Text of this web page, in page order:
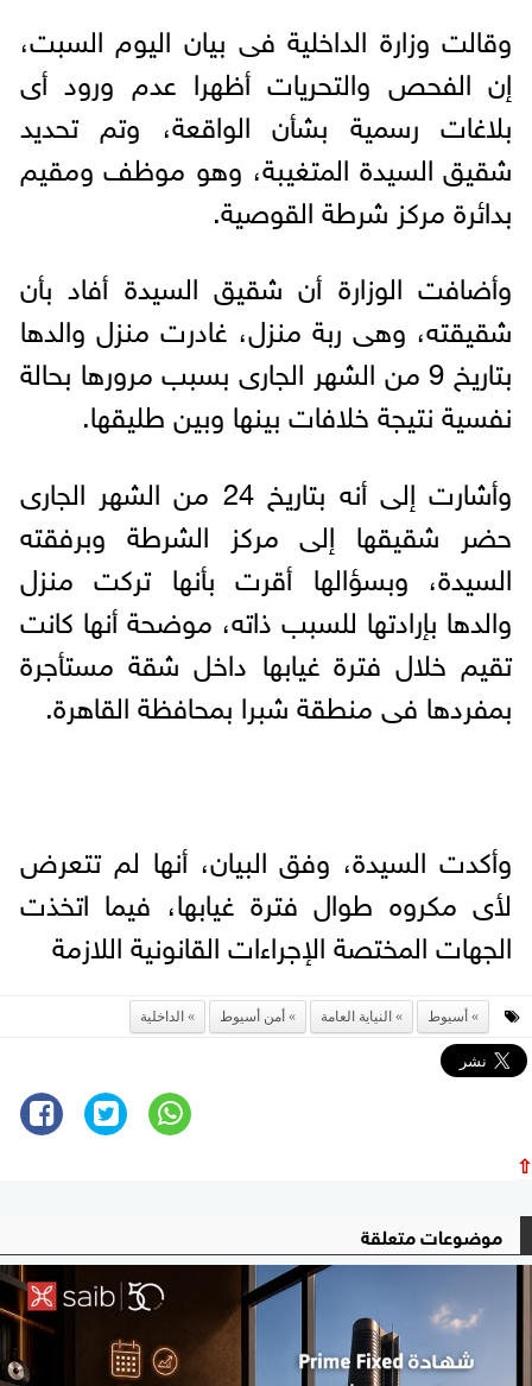
وقالت وزارة الداخلية فى بيان اليوم السبت،
إن الفحص والتحريات أظهرا عدم ورود أى
بلاغات رسمية بشأن الواقعة، وتم تحديد
شقيق السيدة المتغيبة، وهو موظف ومقيم
بدائرة مركز شرطة القوصية.
وأضافت الوزارة أن شقيق السيدة أفاد بأن
شقيقته، وهى ربة منزل، غادرت منزل والدها
بتاريخ 9 من الشهر الجارى بسبب مرورها بحالة
نفسية نتيجة خلافات بينها وبين طليقها.
وأشارت إلى أنه بتاريخ 24 من الشهر الجارى
حضر شقيقها إلى مركز الشرطة وبرفقته
السيدة، وبسؤالها أقرت بأنها تركت منزل
والدها بإرادتها للسبب ذاته، موضحة أنها كانت
تقيم خلال فترة غيابها داخل شقة مستأجرة
بمفردها فى منطقة شبرا بمحافظة القاهرة.
وأكدت السيدة، وفق البيان، أنها لم تتعرض
لأى مكروه طوال فترة غيابها، فيما اتخذت
الجهات المختصة الإجراءات القانونية اللازمة
أسيوط النياية العامة أمن أسيوط الداخلية
⇧
موضوعات متعلقة